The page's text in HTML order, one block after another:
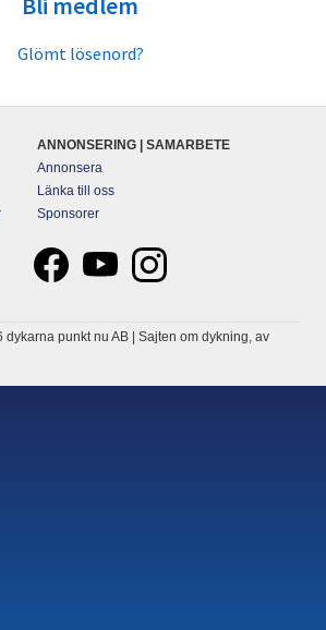
Glömt lösenord?
ANNONSERING | SAMARBETE
Annonsera
Länka till oss
Sponsorer
punkt nu AB | Sajten om dykning, av